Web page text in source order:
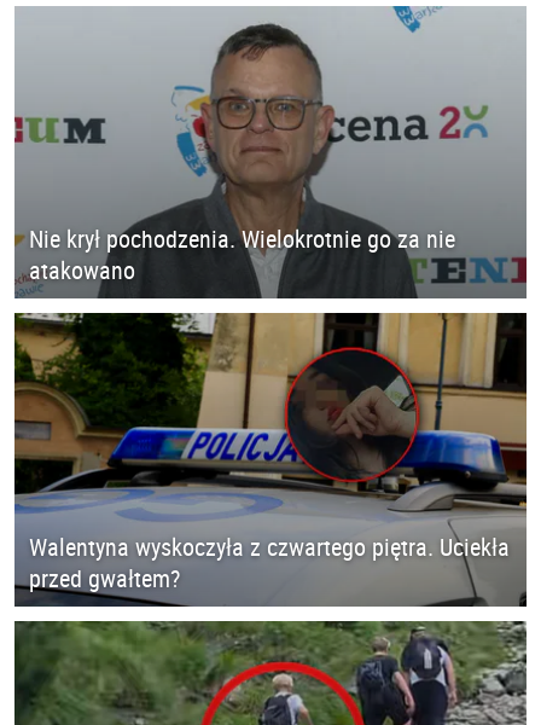
Nie krył pochodzenia. Wielokrotnie go za nie
atakowano
Walentyna wyskoczyła z czwartego piętra. Uciekła
przed gwałtem?